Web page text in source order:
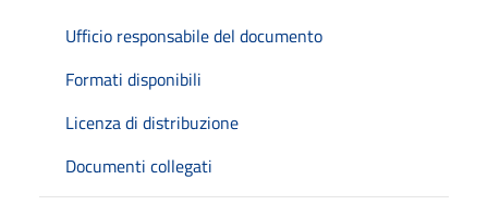
Ufficio responsabile del documento
Formati disponibili
Licenza di distribuzione
Documenti collegati